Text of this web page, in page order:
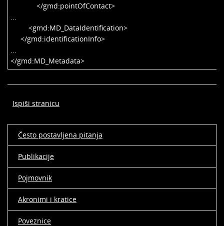
</gmd:pointOfContact>
...
<gmd:MD_DataIdentification>
</gmd:identificationInfo>
...
</gmd:MD_Metadata>
Ispiši stranicu
Često postavljena pitanja
Publikacije
Pojmovnik
Akronimi i kratice
Poveznice